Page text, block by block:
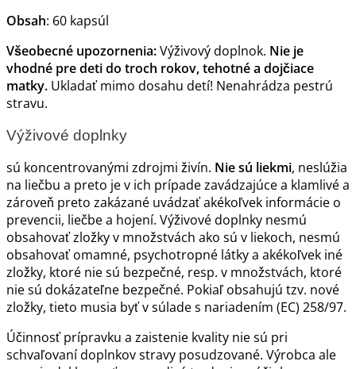
Obsah: 60 kapsúl
Všeobecné upozornenia:Výživový doplnok. Nie je
vhodné pre deti do troch rokov, tehotné a dojčiace
matky. Ukladať mimo dosahu detí! Nenahrádza pestrú
stravu.
Výživové doplnky
sú koncentrovanými zdrojmi živín. Nie sú liekmi, neslúžia
na liečbu a preto je v ich prípade zavádzajúce a klamlivé a
zároveň preto zakázané uvádzať akékoľvek informácie o
prevencii, liečbe a hojení. Výživové doplnky nesmú
obsahovať zložky v množstvách ako sú v liekoch, nesmú
obsahovať omamné, psychotropné látky a akékoľvek iné
zložky, ktoré nie sú bezpečné, resp. v množstvách, ktoré
nie sú dokázateľne bezpečné. Pokiaľ obsahujú tzv. nové
zložky, tieto musia byť v súlade s nariadením (EC) 258/97.
Účinnosť prípravku a zaistenie kvality nie sú pri
schvaľovaní doplnkov stravy posudzované. Výrobca ale